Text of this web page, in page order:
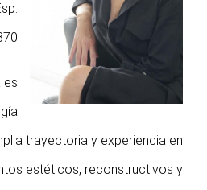
es
trayectoria y experiencia en
estéticos, reconstructivos y